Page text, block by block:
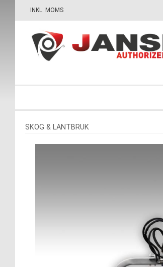
INKL. MOMS
SKOG & LANTBRUK